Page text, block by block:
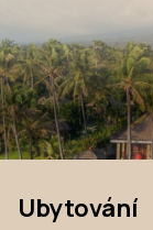
Ubytování